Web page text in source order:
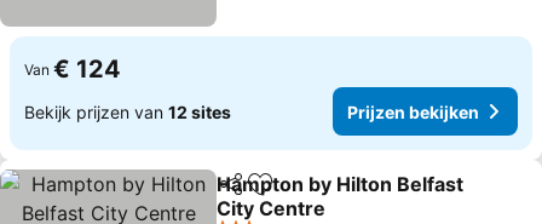
Van € 124
Bekijk prijzen van 12 sites Prijzen bekijken
DelenToevoegen aan favorieten
Hampton by Hilton Belfast
City Centre